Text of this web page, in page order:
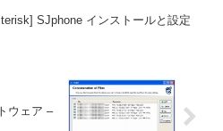
SJphone インストールと設定
ウェア –